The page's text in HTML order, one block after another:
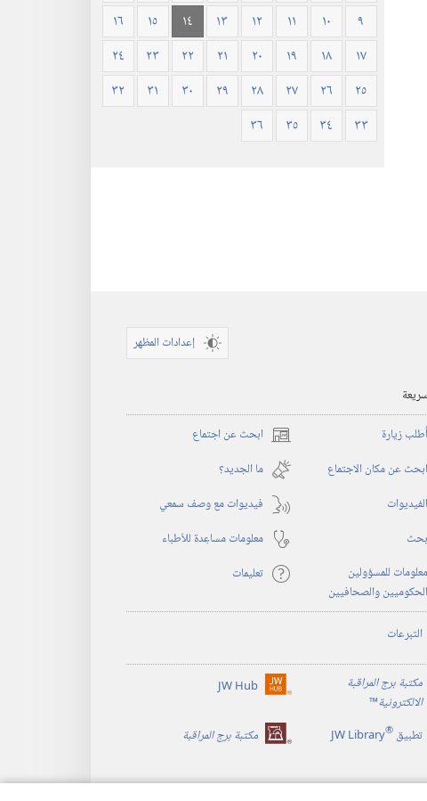
٩
١٠ ١١ ١٢ ١٣ ١٤ ١٥
١٦
١٧
١٨ ١٩ ٢٠ ٢١ ٢٢ ٢٣
٢٤
٢٥
٢٦ ٢٧ ٢٨ ٢٩ ٣٠ ٣١
٣٢
٣٣
٣٤ ٣٥ ٣٦
إعدادات المظهر
أُطلب زيارة
ابحث عن اجتماع (يفتح
نافذة
جديدة)
ابحث عن مكان الاجتماع
ما الجديد؟‏
الفيديوات
فيديوات مع وصف سمعي
بحث
معلومات مساعِدة للأطباء
معلومات للمسؤولين
الحكوميين والصحافيين
تعليمات
التبرعات
مكتبة برج المراقبة
الالكترونية™
JW Hub (يفتح
جديدة)
تطبيق ®
JW Library مكتبة برج المراقبة